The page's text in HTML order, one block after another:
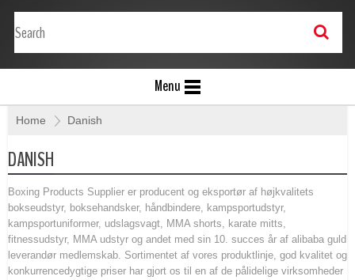
Menu
Home » Danish
DANISH
Boxing Products Supplier er producent og eksportør af højkvalitets
bokseudstyr, boksehandsker, håndbindere, kampsportudstyr,
kampsportuniformer, udslagsvagt, MMA shorts, karate mitts,
fitnessudstyr, MMA udstyr og andet med sin 10. succes år af alibaba guld
leverandør medlemskab. Sortimentet af vores produktlinje, god kvalitet og
konkurrencedygtige priser har gjort os til en af ​​de pålidelige virksomheder